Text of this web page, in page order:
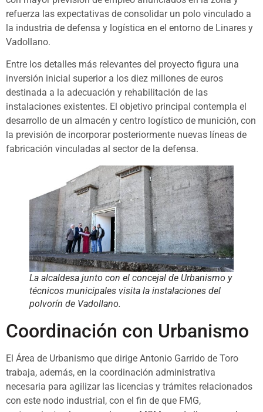
refuerza las expectativas de consolidar un polo vinculado a
la industria de defensa y logística en el entorno de Linares y
Vadollano.
Entre los detalles más relevantes del proyecto figura una
inversión inicial superior a los diez millones de euros
destinada a la adecuación y rehabilitación de las
instalaciones existentes. El objetivo principal contempla el
desarrollo de un almacén y centro logístico de munición, con
la previsión de incorporar posteriormente nuevas líneas de
fabricación vinculadas al sector de la defensa.
La alcaldesa junto con el concejal de Urbanismo y
técnicos municipales visita la instalaciones del
polvorín de Vadollano.
Coordinación con Urbanismo
El Área de Urbanismo que dirige Antonio Garrido de Toro
trabaja, además, en la coordinación administrativa
necesaria para agilizar las licencias y trámites relacionados
con este nodo industrial, con el fin de que FMG,